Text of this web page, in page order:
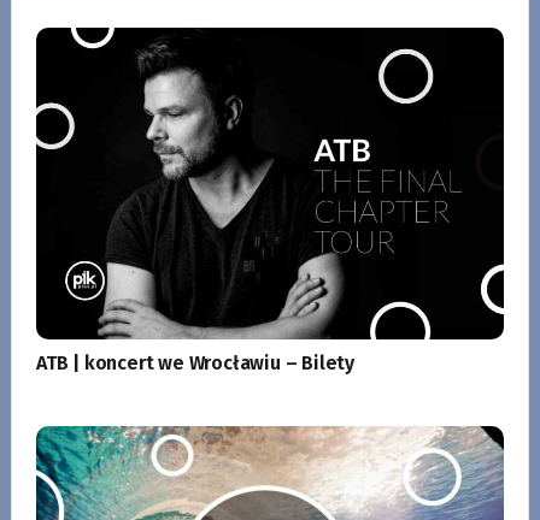
ATB | koncert we Wrocławiu – Bilety